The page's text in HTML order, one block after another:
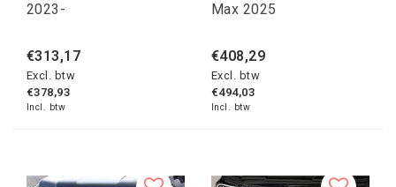
2023-
€313,17
Excl. btw
€378,93
Incl. btw
Max 2025
€408,29
Excl. btw
€494,03
Incl. btw